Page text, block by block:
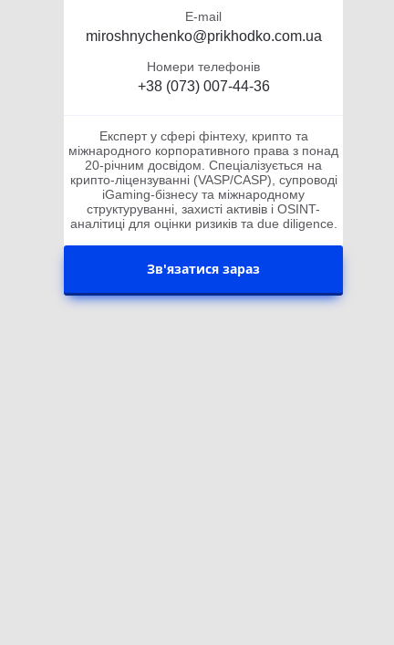
E-mail
miroshnychenko@prikhodko.com.ua
Номери телефонів
+38 (073) 007-44-36
Експерт у сфері фінтеху, крипто та
міжнародного корпоративного права з понад
20-річним досвідом. Спеціалізується на
крипто-ліцензуванні (VASP/CASP), супроводі
iGaming-бізнесу та міжнародному
структуруванні, захисті активів і OSINT-
аналітиці для оцінки ризиків та due diligence.
Зв'язатися зараз